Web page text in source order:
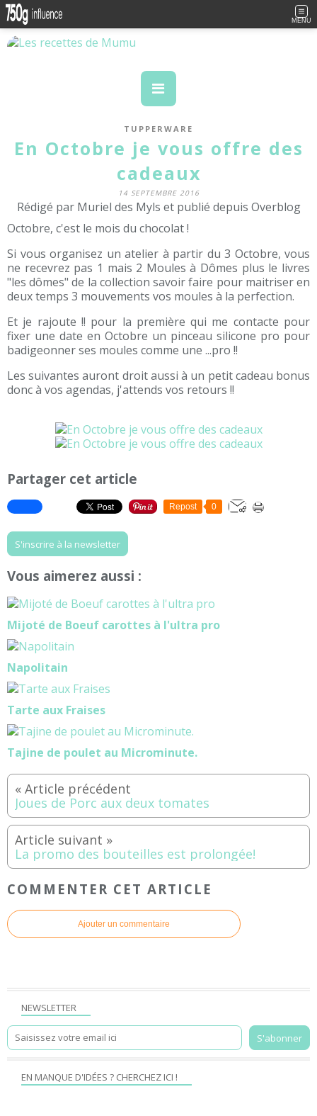
MENU
TUPPERWARE
En Octobre je vous offre des
cadeaux
14 SEPTEMBRE 2016
Rédigé par Muriel des Myls et publié depuis Overblog
Octobre, c'est le mois du chocolat !
Si vous organisez un atelier à partir du 3 Octobre, vous
ne recevrez pas 1 mais 2 Moules à Dômes plus le livres
"les dômes" de la collection savoir faire pour maitriser en
deux temps 3 mouvements vos moules à la perfection.
Et je rajoute !! pour la première qui me contacte pour
fixer une date en Octobre un pinceau silicone pro pour
badigeonner ses moules comme une ...pro !!
Les suivantes auront droit aussi à un petit cadeau bonus
donc à vos agendas, j'attends vos retours !!
Partager cet article
Repost 0
S'inscrire à la newsletter
Vous aimerez aussi :
Mijoté de Boeuf carottes à l'ultra pro
Napolitain
Tarte aux Fraises
Tajine de poulet au Microminute.
Joues de Porc aux deux tomates
La promo des bouteilles est prolongée!
COMMENTER CET ARTICLE
Ajouter un commentaire
NEWSLETTER
EN MANQUE D'IDÉES ? CHERCHEZ ICI !